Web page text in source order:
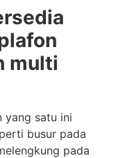
multi
yang satu ini
busur pada
pada